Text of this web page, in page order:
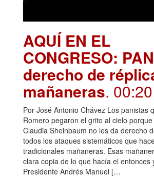
AQUÍ EN EL
CONGRESO:
derecho de
mañaneras. 00:20
Por José Antonio Chávez Los panistas
Romero pegaron el grito al cielo
Claudia Sheinbaum no les da derecho
todos los ataques sistemáticos que
tradicionales mañaneras. Esas
clara copia de lo que hacía el entonces
Presidente Andrés Manuel […